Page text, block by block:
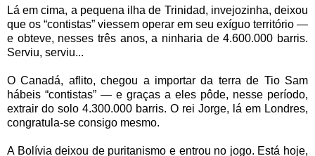
Lá em cima, a pequena ilha de Trinidad, invejozinha, deixou
que os “contistas” viessem operar em seu exíguo território —
e obteve, nesses três anos, a ninharia de 4.600.000 barris.
Serviu, serviu...
O Canadá, aflito, chegou a importar da terra de Tio Sam
hábeis “contistas” — e graças a eles pôde, nesse período,
extrair do solo 4.300.000 barris. O rei Jorge, lá em Londres,
congratula-se consigo mesmo.
A Bolívia deixou de puritanismo e entrou no jogo. Está hoje,